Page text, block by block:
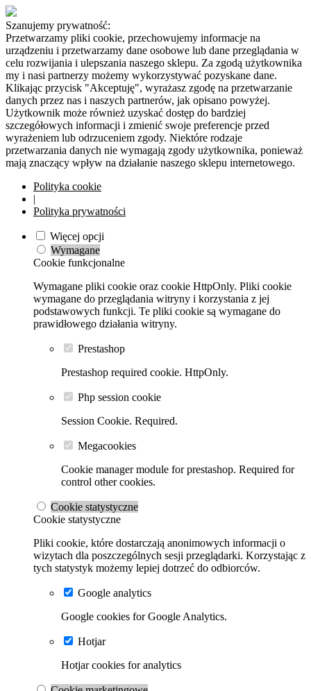
Szanujemy prywatność:
Przetwarzamy pliki cookie, przechowujemy informacje na
urządzeniu i przetwarzamy dane osobowe lub dane przeglądania w
celu rozwijania i ulepszania naszego sklepu. Za zgodą użytkownika
my i nasi partnerzy możemy wykorzystywać pozyskane dane.
Klikając przycisk "Akceptuję", wyrażasz zgodę na przetwarzanie
danych przez nas i naszych partnerów, jak opisano powyżej.
Użytkownik może również uzyskać dostęp do bardziej
szczegółowych informacji i zmienić swoje preferencje przed
wyrażeniem lub odrzuceniem zgody. Niektóre rodzaje
przetwarzania danych nie wymagają zgody użytkownika, ponieważ
mają znaczący wpływ na działanie naszego sklepu internetowego.
Polityka cookie
|
Polityka prywatności
Więcej opcji
Wymagane
Cookie funkcjonalne
Wymagane pliki cookie oraz cookie HttpOnly. Pliki cookie
wymagane do przeglądania witryny i korzystania z jej
podstawowych funkcji. Te pliki cookie są wymagane do
prawidłowego działania witryny.
Prestashop
Prestashop required cookie. HttpOnly.
Php session cookie
Session Cookie. Required.
Megacookies
Cookie manager module for prestashop. Required for
control other cookies.
Cookie statystyczne
Cookie statystyczne
Pliki cookie, które dostarczają anonimowych informacji o
wizytach dla poszczególnych sesji przeglądarki. Korzystając z
tych statystyk możemy lepiej dotrzeć do odbiorców.
Google analytics
Google cookies for Google Analytics.
Hotjar
Hotjar cookies for analytics